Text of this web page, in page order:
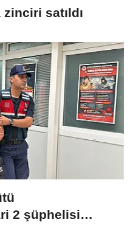
satıldı
2 şüphelisi